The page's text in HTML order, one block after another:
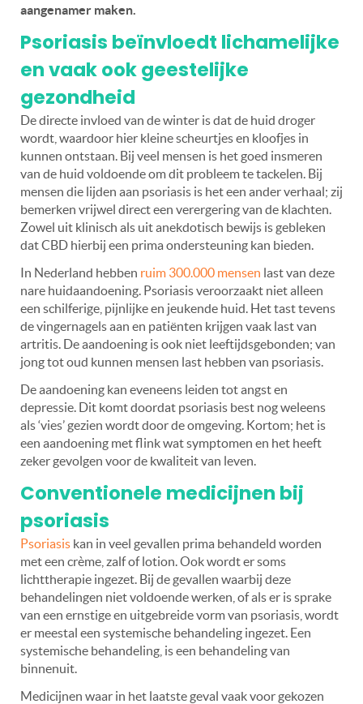
aangenamer maken.
Psoriasis beïnvloedt lichamelijke
en vaak ook geestelijke
gezondheid
De directe invloed van de winter is dat de huid droger
wordt, waardoor hier kleine scheurtjes en kloofjes in
kunnen ontstaan. Bij veel mensen is het goed insmeren
van de huid voldoende om dit probleem te tackelen. Bij
mensen die lijden aan psoriasis is het een ander verhaal; zij
bemerken vrijwel direct een verergering van de klachten.
Zowel uit klinisch als uit anekdotisch bewijs is gebleken
dat CBD hierbij een prima ondersteuning kan bieden.
In Nederland hebben ruim 300.000 mensen last van deze
nare huidaandoening. Psoriasis veroorzaakt niet alleen
een schilferige, pijnlijke en jeukende huid. Het tast tevens
de vingernagels aan en patiënten krijgen vaak last van
artritis. De aandoening is ook niet leeftijdsgebonden; van
jong tot oud kunnen mensen last hebben van psoriasis.
De aandoening kan eveneens leiden totangst en
depressie. Dit komt doordat psoriasis best nog weleens
als ‘vies’ gezien wordt door de omgeving. Kortom; het is
een aandoening met flink wat symptomen en het heeft
zeker gevolgen voor de kwaliteit van leven.
Conventionele medicijnen bij
psoriasis
Psoriasis kan in veel gevallen prima behandeld worden
met een crème, zalf of lotion. Ook wordt er soms
lichttherapie ingezet. Bij de gevallen waarbij deze
behandelingen niet voldoende werken, of als er is sprake
van een ernstige en uitgebreide vorm van psoriasis, wordt
er meestal een systemische behandeling ingezet. Een
systemische behandeling, is een behandeling van
binnenuit.
Medicijnen waar in het laatste geval vaak voor gekozen